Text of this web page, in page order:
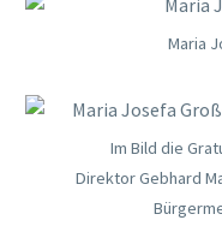
Maria
Im Bild die
Direktor Gebhard